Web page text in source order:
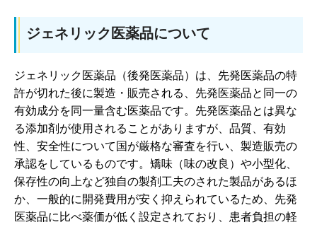
ジェネリック医薬品について
ジェネリック医薬品（後発医薬品）は、先発医薬品の特
許が切れた後に製造・販売される、先発医薬品と同一の
有効成分を同一量含む医薬品です。先発医薬品とは異な
る添加剤が使用されることがありますが、品質、有効
性、安全性について国が厳格な審査を行い、製造販売の
承認をしているものです。矯味（味の改良）や小型化、
保存性の向上など独自の製剤工夫のされた製品があるほ
か、一般的に開発費用が安く抑えられているため、先発
医薬品に比べ薬価が低く設定されており、患者負担の軽